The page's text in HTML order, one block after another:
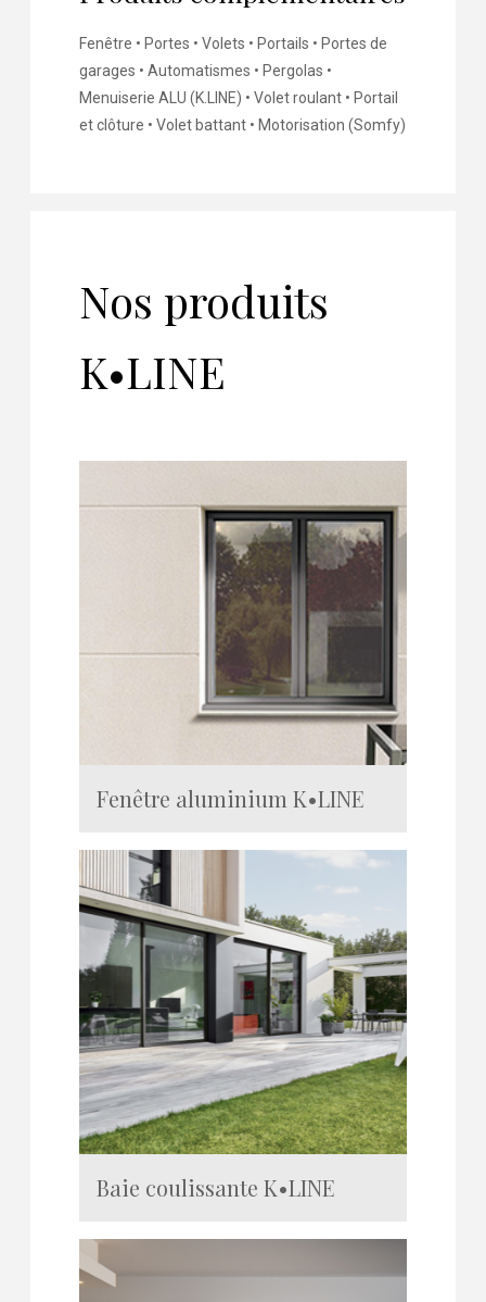
Fenêtre • Portes • Volets • Portails • Portes de
garages • Automatismes • Pergolas •
Menuiserie ALU (K.LINE) • Volet roulant • Portail
et clôture • Volet battant • Motorisation (Somfy)
Nos produits
K•LINE
Fenêtre aluminium K•LINE
Baie coulissante K•LINE